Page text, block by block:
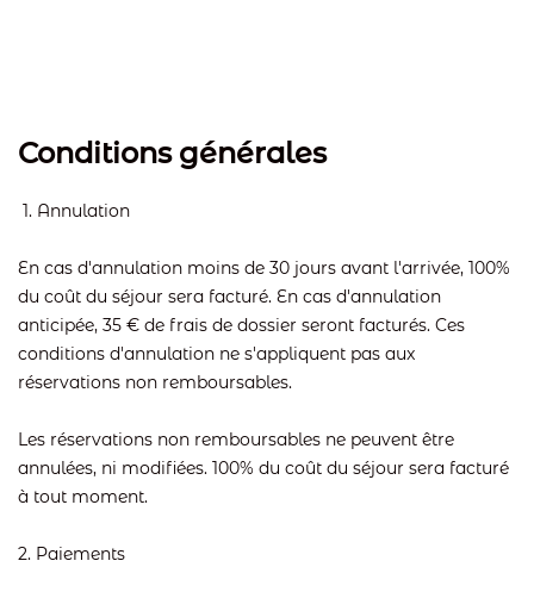
Conditions générales
1. Annulation
En cas d'annulation moins de 30 jours avant l'arrivée, 100%
du coût du séjour sera facturé. En cas d'annulation
anticipée, 35 € de frais de dossier seront facturés. Ces
conditions d'annulation ne s'appliquent pas aux
réservations non remboursables.
Les réservations non remboursables ne peuvent être
annulées, ni modifiées. 100% du coût du séjour sera facturé
à tout moment.
2. Paiements